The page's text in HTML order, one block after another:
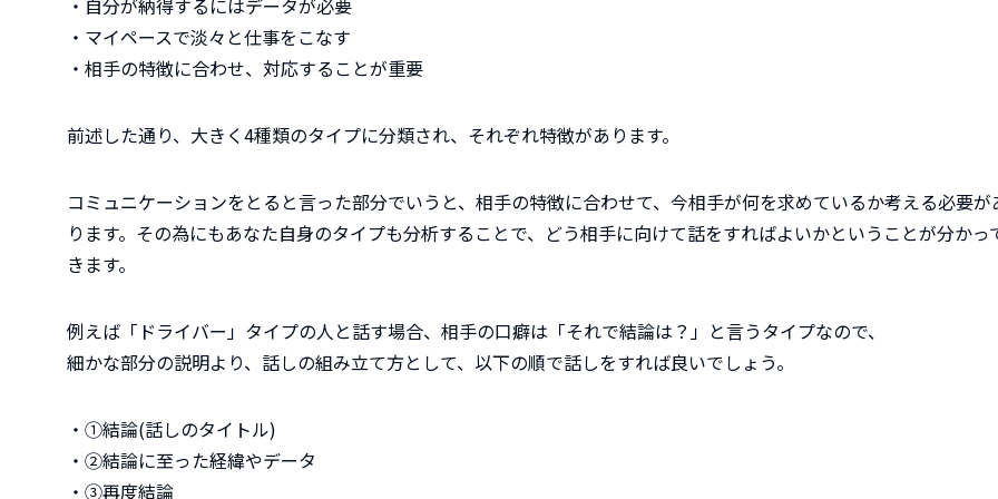
・自分が納得するにはデータが必要
・マイペースで淡々と仕事をこなす
・相手の特徴に合わせ、対応することが重要
前述した通り、大きく4種類のタイプに分類され、それぞれ特徴があります。
コミュニケーションをとると言った部分でいうと、相手の特徴に合わせて、今相手が何を求めているか考える必要が
ります。その為にもあなた自身のタイプも分析することで、どう相手に向けて話をすればよいかということが分かっ
きます。
例えば「ドライバー」タイプの人と話す場合、相手の口癖は「それで結論は？」と言うタイプなので、
細かな部分の説明より、話しの組み立て方として、以下の順で話しをすれば良いでしょう。
・①結論(話しのタイトル)
・②結論に至った経緯やデータ
・③再度結論